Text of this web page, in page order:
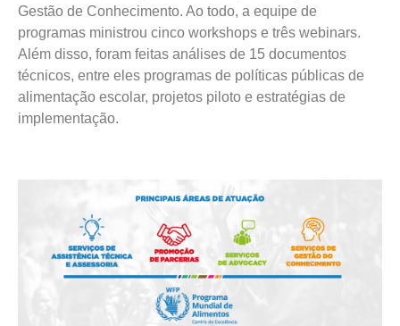
Gestão de Conhecimento. Ao todo, a equipe de
programas ministrou cinco workshops e três webinars.
Além disso, foram feitas análises de 15 documentos
técnicos, entre eles programas de políticas públicas de
alimentação escolar, projetos piloto e estratégias de
implementação.